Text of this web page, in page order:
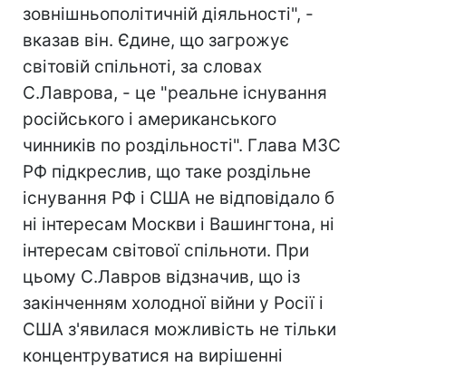
зовнішньополітичній діяльності", -
вказав він. Єдине, що загрожує
світовій спільноті, за словах
С.Лаврова, - це "реальне існування
російського і американського
чинників по роздільності". Глава МЗС
РФ підкреслив, що таке роздільне
існування РФ і США не відповідало б
ні інтересам Москви і Вашингтона, ні
інтересам світової спільноти. При
цьому С.Лавров відзначив, що із
закінченням холодної війни у Росії і
США з'явилася можливість не тільки
концентруватися на вирішенні